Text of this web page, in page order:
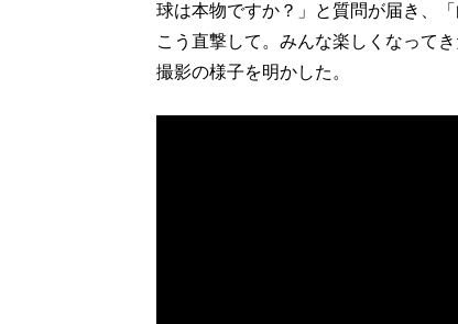
球は本物ですか？」と質問が届き、
こう直撃して。みんな楽しくなって
撮影の様子を明かした。